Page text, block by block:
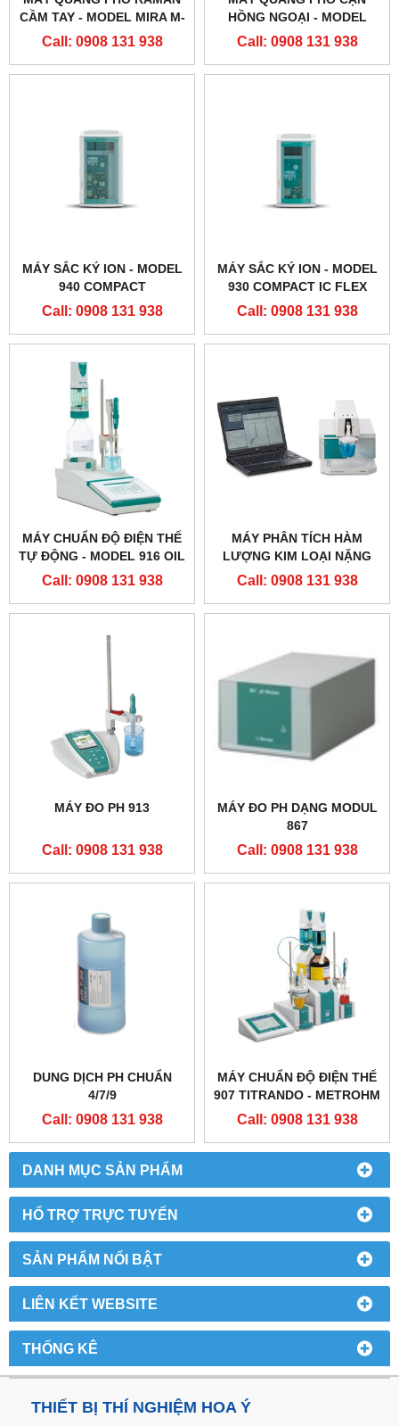
DANH MỤC SẢN PHẨM
HỔ TRỢ TRỰC TUYẾN
SẢN PHẨM NỔI BẬT
LIÊN KẾT WEBSITE
THỐNG KÊ
CẦM TAY - MODEL MIRA M-
1 ADVANCE
Call: 0908 131 938
HỒNG NGOẠI - MODEL
NIRS XDS RAPID LIQUID
Call: 0908 131 938
MÁY SẮC KÝ ION - MODEL
940 COMPACT
Call: 0908 131 938
MÁY SẮC KÝ ION - MODEL
930 COMPACT IC FLEX
Call: 0908 131 938
MÁY CHUẨN ĐỘ ĐIỆN THẾ
TỰ ĐỘNG - MODEL 916 OIL
TI TO
Call: 0908 131 938
MÁY PHÂN TÍCH HÀM
LƯỢNG KIM LOẠI NẶNG
(VẾT) VA797
Call: 0908 131 938
MÁY ĐO PH 913
Call: 0908 131 938
MÁY ĐO PH DẠNG MODUL
867
Call: 0908 131 938
DUNG DỊCH PH CHUẨN
4/7/9
Call: 0908 131 938
MÁY CHUẨN ĐỘ ĐIỆN THẾ
907 TITRANDO - METROHM
Call: 0908 131 938
THIẾT BỊ THÍ NGHIỆM HOA Ý